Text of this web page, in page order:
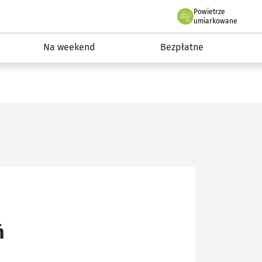
Powietrze
we Wrocławiu
umiarkowane
Na weekend Bezpłatne